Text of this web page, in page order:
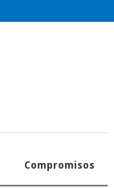
Compromisos